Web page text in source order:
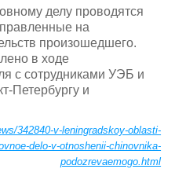
делу проводятся
на
произошедшего.
в ходе
с сотрудниками УЭБ и
Петербургу и
342840-v-leningradskoy-oblasti-
delo-v-otnoshenii-chinovnika-
podozrevaemogo.html